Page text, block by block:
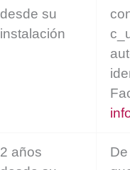
desde su
instalación
2 años